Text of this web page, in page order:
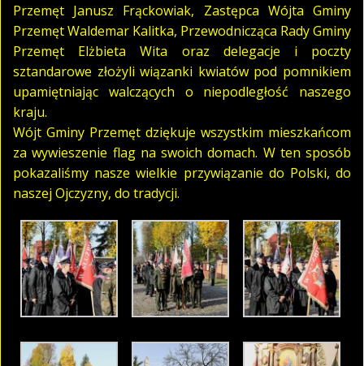
Przemęt Janusz Frąckowiak, Zastępca Wójta Gminy
Przemęt Waldemar Kalitka, Przewodnicząca Rady Gminy
Przemęt Elżbieta Wita oraz delegacje i poczty
sztandarowe złożyli wiązanki kwiatów pod pomnikiem
upamiętniając walczących o niepodległość naszego
kraju.
Wójt Gminy Przemęt dziękuje wszystkim mieszkańcom
za wywieszenie flag na swoich domach. W ten sposób
pokazaliśmy nasze wielkie przywiązanie do Polski, do
naszej Ojczyzny, do tradycji.